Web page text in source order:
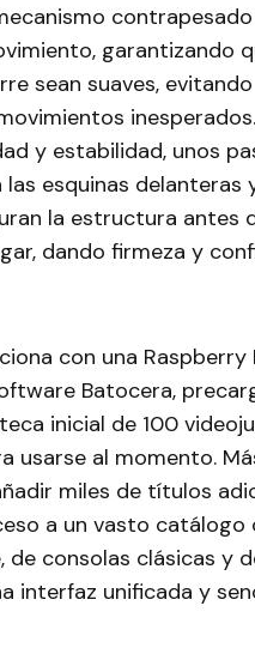
garantizando
sean suaves, evitando
y estabilidad, unos
las esquinas delanteras
la estructura antes
dando firmeza y
con una Raspberry
Batocera,
inicial de 100
usarse al momento.
miles de títulos
a un vasto catálogo
de consolas clásicas y
interfaz unificada y